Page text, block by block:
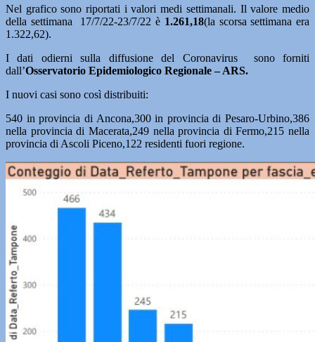
Nel grafico sono riportati i valori medi settimanali. Il valore medio
della settimana 17/7/22-23/7/22 è 1.261,18(la scorsa settimana era
1.322,62).
I dati odierni sulla diffusione del Coronavirus sono forniti
dall’Osservatorio Epidemiologico Regionale – ARS.
I nuovi casi sono così distribuiti:
540 in provincia di Ancona,300 in provincia di Pesaro-Urbino,386
nella provincia di Macerata,249 nella provincia di Fermo,215 nella
provincia di Ascoli Piceno,122 residenti fuori regione.